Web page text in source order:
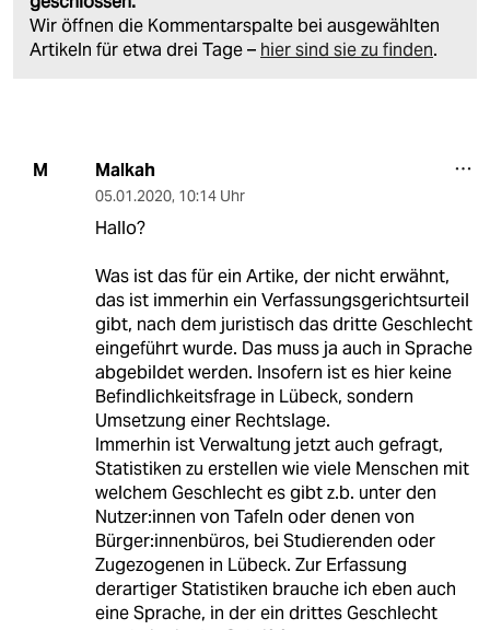
Wir öffnen die Kommentarspalte bei ausgewählten
Artikeln für etwa drei Tage – hier sind sie zu finden.
M Malkah
05.01.2020, 10:14 Uhr
Hallo?
Was ist das für ein Artike, der nicht erwähnt,
das ist immerhin ein Verfassungsgerichtsurteil
gibt, nach dem juristisch das dritte Geschlecht
eingeführt wurde. Das muss ja auch in Sprache
abgebildet werden. Insofern ist es hier keine
Befindlichkeitsfrage in Lübeck, sondern
Umsetzung einer Rechtslage.
Immerhin ist Verwaltung jetzt auch gefragt,
Statistiken zu erstellen wie viele Menschen mit
welchem Geschlecht es gibt z.b. unter den
Nutzer:innen von Tafeln oder denen von
Bürger:innenbüros, bei Studierenden oder
Zugezogenen in Lübeck. Zur Erfassung
derartiger Statistiken brauche ich eben auch
eine Sprache, in der ein drittes Geschlecht